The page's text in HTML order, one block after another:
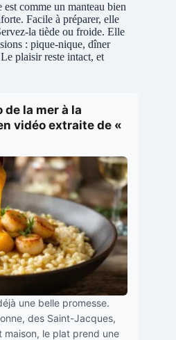
est comme un manteau bien
Facile à préparer, elle
la tiède ou froide. Elle
: pique-nique, dîner
plaisir reste intact, et
la mer à la
vidéo extraite de «
une belle promesse.
des Saint-Jacques,
le plat prend une